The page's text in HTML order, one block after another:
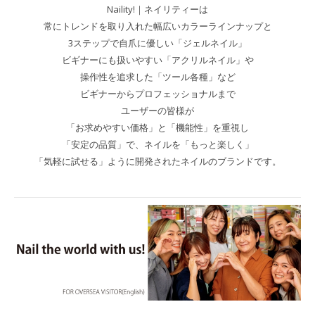
Naility!｜ネイリティーは
常にトレンドを取り入れた幅広いカラーラインナップと
3ステップで自爪に優しい「ジェルネイル」
ビギナーにも扱いやすい「アクリルネイル」や
操作性を追求した「ツール各種」など
ビギナーからプロフェッショナルまで
ユーザーの皆様が
「お求めやすい価格」と「機能性」を重視し
「安定の品質」で、ネイルを「もっと楽しく」
「気軽に試せる」ように開発されたネイルのブランドです。